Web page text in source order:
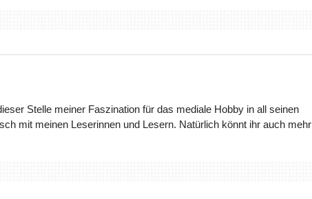
Stelle meiner Faszination für das mediale Hobby in all seinen
mit meinen Leserinnen und Lesern. Natürlich könnt ihr auch mehr